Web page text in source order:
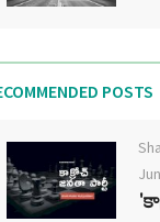
POSTS